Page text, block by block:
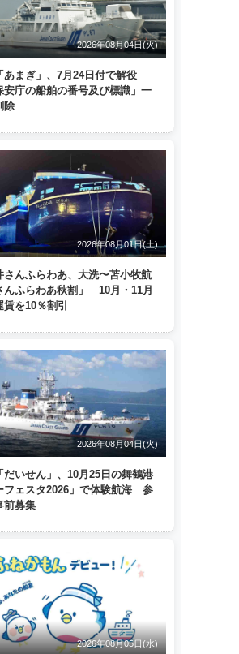
2026年08月04日(火)
あまぎ」、7月24日付で解役
安庁の船舶の番号及び標識」一
除
2026年08月01日(土)
さんふらわあ、大洗〜苫小牧航
んふらわあ秋割」 10月・11月
を10％割引
2026年08月04日(火)
だいせん」、10月25日の舞鶴港
フェスタ2026」で体験航海 参
前募集
2026年08月05日(水)